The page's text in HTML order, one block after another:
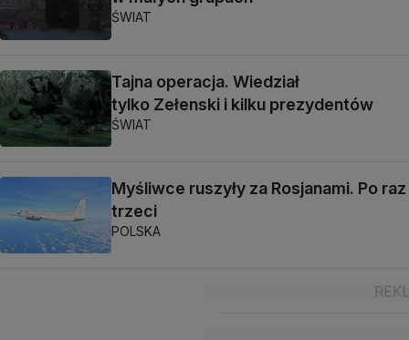
ŚWIAT
Tajna operacja. Wiedział
tylko Zełenski i kilku prezydentów
ŚWIAT
Myśliwce ruszyły za Rosjanami. Po raz
trzeci
POLSKA